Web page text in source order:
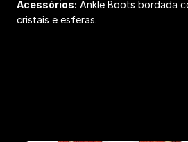
Acessórios: Ankle Boots bordada
cristais e esferas.